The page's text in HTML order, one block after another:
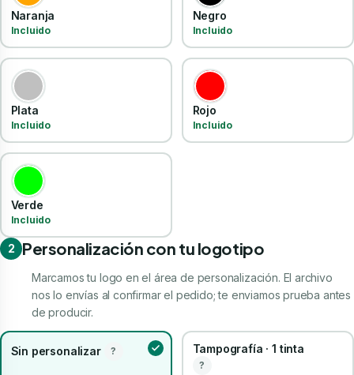
Naranja
Incluido
Negro
Incluido
Plata
Incluido
Rojo
Incluido
Verde
Incluido
2 Personalización con tu logotipo
Marcamos tu logo en el área de personalización. El archivo
nos lo envías al confirmar el pedido; te enviamos prueba antes
de producir.
Sin personalizar ? Tampografía · 1 tinta
?